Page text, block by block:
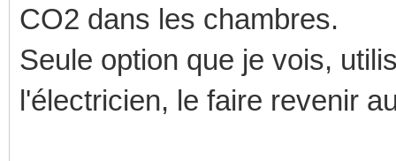
CO2 dans les chambres.
Seule option que je vois,
l'électricien, le faire revenir